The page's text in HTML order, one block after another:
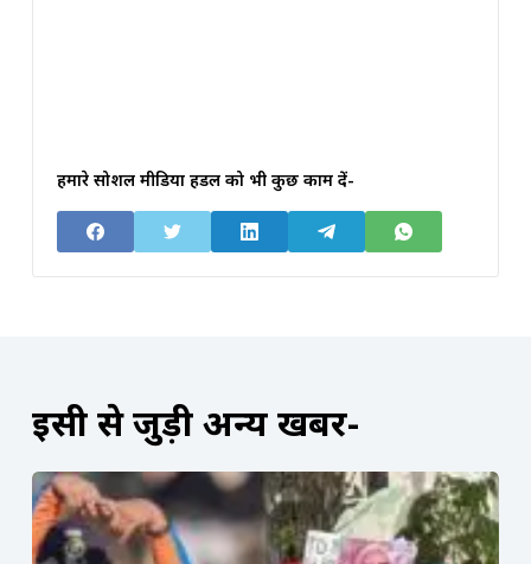
हमारे सोशल मीडिया हैंडल को भी कुछ काम दें-
इसी से जुड़ी अन्य खबरें-